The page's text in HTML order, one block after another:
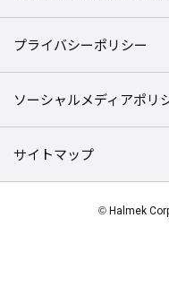
プライバシーポリシー
ソーシャルメディアポリ
サイトマップ
© Halmek